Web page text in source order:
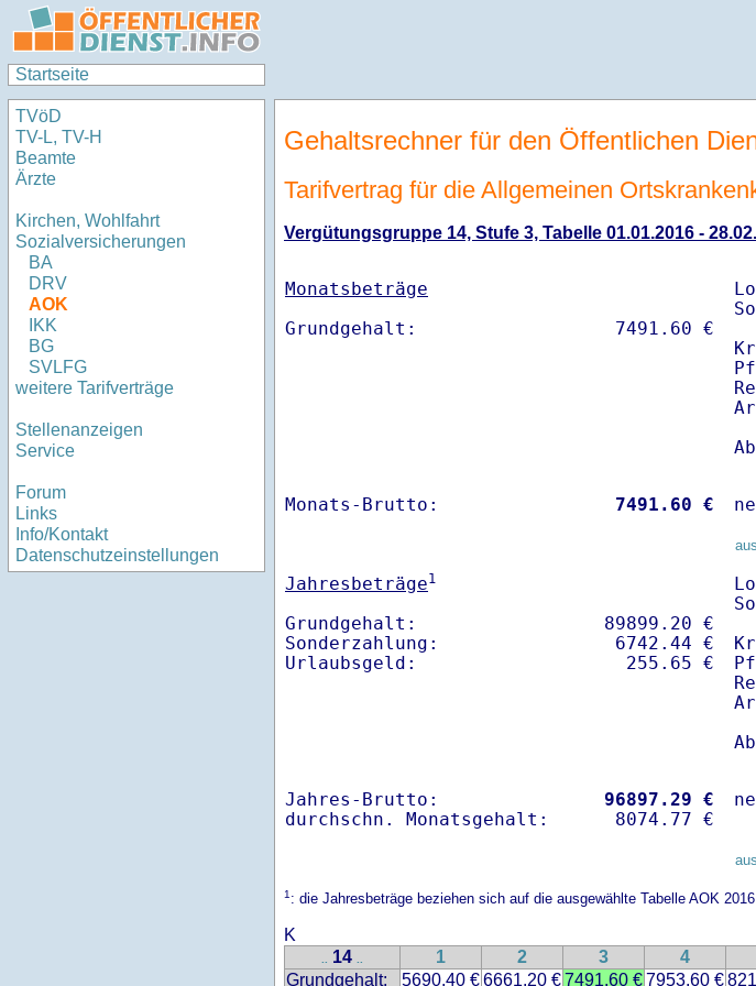
Startseite
TVöD
TV-L, TV-H
Beamte
Ärzte
Kirchen, Wohlfahrt
Sozialversicherungen
BA
DRV
AOK
IKK
BG
SVLFG
weitere Tarifverträge
Stellenanzeigen
Service
Forum
Links
Info/Kontakt
Datenschutzeinstellungen
Gehaltsrechner für den Öffentlichen
Tarifvertrag für die Allgemeinen
Vergütungsgruppe 14, Stufe 3, Tabelle 01.01.2016 -
Monatsbeträge
Monats-Brutto: 7491.60 €
Jahresbeträge1
Grundgehalt:                 89899.20 €
Sonderzahlung:                6742.44 €
Jahres-Brutto: 96897.29 €
1: die Jahresbeträge beziehen sich auf die ausgewählte Tabelle AOK 2016
K
.. 14 .. 1 2 3 4
Grundgehalt:
5690.40 €6661.20 €7491.60 €7953.60 €